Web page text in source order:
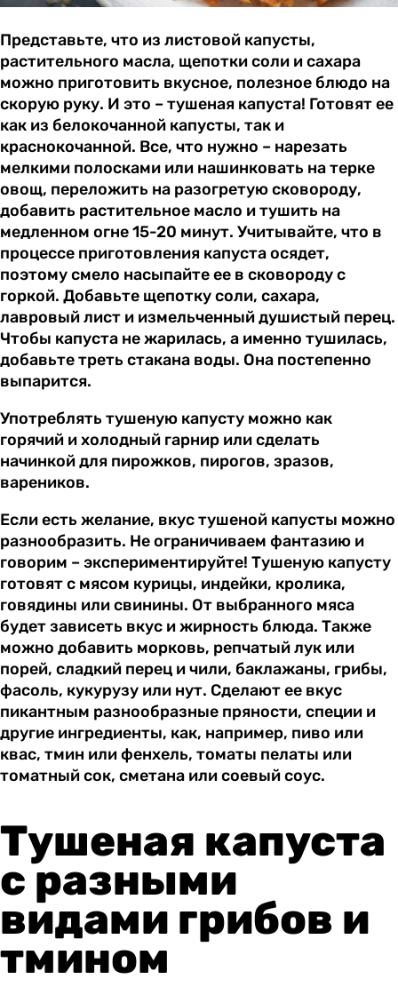
Представьте, что из листовой капусты,
растительного масла, щепотки соли и сахара
можно приготовить вкусное, полезное блюдо на
скорую руку. И это – тушеная капуста! Готовят ее
как из белокочанной капусты, так и
краснокочанной. Все, что нужно – нарезать
мелкими полосками или нашинковать на терке
овощ, переложить на разогретую сковороду,
добавить растительное масло и тушить на
медленном огне 15-20 минут. Учитывайте, что в
процессе приготовления капуста осядет,
поэтому смело насыпайте ее в сковороду с
горкой. Добавьте щепотку соли, сахара,
лавровый лист и измельченный душистый перец.
Чтобы капуста не жарилась, а именно тушилась,
добавьте треть стакана воды. Она постепенно
выпарится.
Употреблять тушеную капусту можно как
горячий и холодный гарнир или сделать
начинкой для пирожков, пирогов, зразов,
вареников.
Если есть желание, вкус тушеной капусты можно
разнообразить. Не ограничиваем фантазию и
говорим – экспериментируйте! Тушеную капусту
готовят с мясом курицы, индейки, кролика,
говядины или свинины. От выбранного мяса
будет зависеть вкус и жирность блюда. Также
можно добавить морковь, репчатый лук или
порей, сладкий перец и чили, баклажаны, грибы,
фасоль, кукурузу или нут. Сделают ее вкус
пикантным разнообразные пряности, специи и
другие ингредиенты, как, например, пиво или
квас, тмин или фенхель, томаты пелаты или
томатный сок, сметана или соевый соус.
Тушеная капуста
с разными
видами грибов и
тмином